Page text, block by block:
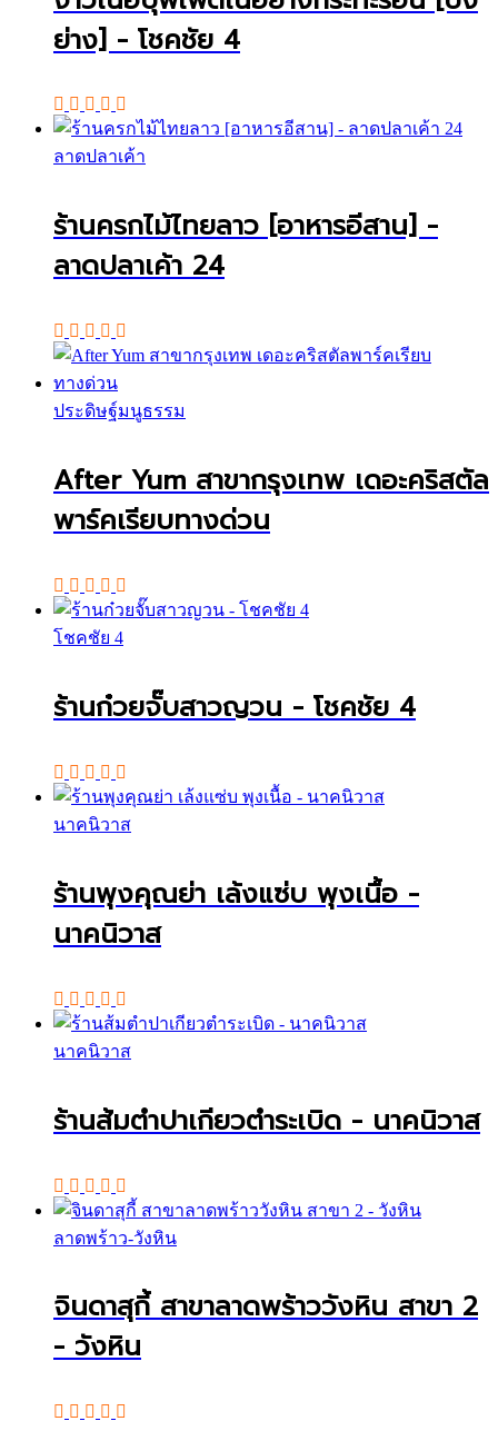
ย่าง] - โชคชัย 4
ลาดปลาเค้า
ร้านครกไม้ไทยลาว [อาหารอีสาน] -
ลาดปลาเค้า 24
ประดิษฐ์มนูธรรม
After Yum สาขากรุงเทพ เดอะคริสตัล
พาร์คเรียบทางด่วน
โชคชัย 4
ร้านก๋วยจั๊บสาวญวน - โชคชัย 4
นาคนิวาส
ร้านพุงคุณย่า เล้งแซ่บ พุงเนื้อ -
นาคนิวาส
นาคนิวาส
ร้านส้มตำปาเกียวตำระเบิด - นาคนิวาส
ลาดพร้าว-วังหิน
จินดาสุกี้ สาขาลาดพร้าววังหิน สาขา 2
- วังหิน